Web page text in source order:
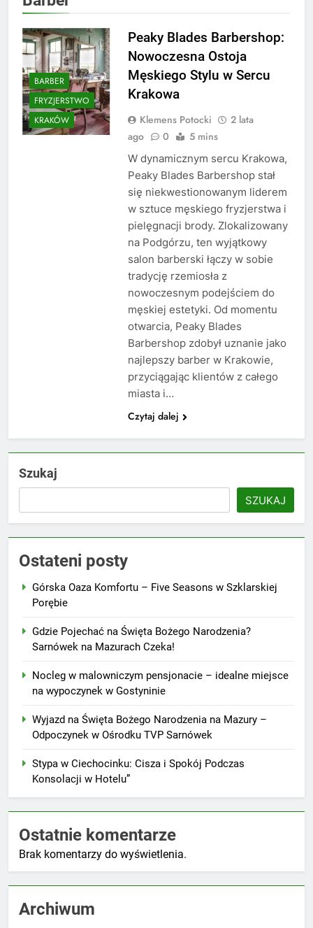
BARBER
FRYZJERSTWO
KRAKÓW
Peaky Blades Barbershop:
Nowoczesna Ostoja
Męskiego Stylu w Sercu
Krakowa
Klemens Potocki
2 lata
ago
0 5 mins
W dynamicznym sercu Krakowa,
Peaky Blades Barbershop stał
się niekwestionowanym liderem
w sztuce męskiego fryzjerstwa i
pielęgnacji brody. Zlokalizowany
na Podgórzu, ten wyjątkowy
salon barberski łączy w sobie
tradycję rzemiosła z
nowoczesnym podejściem do
męskiej estetyki. Od momentu
otwarcia, Peaky Blades
Barbershop zdobył uznanie jako
najlepszy barber w Krakowie,
przyciągając klientów z całego
miasta i…
Czytaj dalej
Szukaj
SZUKAJ
Ostateni posty
Górska Oaza Komfortu – Five Seasons w Szklarskiej
Porębie
Gdzie Pojechać na Święta Bożego Narodzenia?
Sarnówek na Mazurach Czeka!
Nocleg w malowniczym pensjonacie – idealne miejsce
na wypoczynek w Gostyninie
Wyjazd na Święta Bożego Narodzenia na Mazury –
Odpoczynek w Ośrodku TVP Sarnówek
Stypa w Ciechocinku: Cisza i Spokój Podczas
Konsolacji w Hotelu”
Ostatnie komentarze
Brak komentarzy do wyświetlenia.
Archiwum